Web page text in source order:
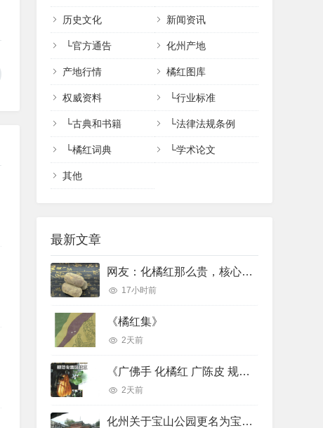
历史文化 新闻资讯
└官方通告 化州产地
产地行情 橘红图库
权威资料 └行业标准
└古典和书籍 └法律法规条例
└橘红词典 └学术论文
其他
最新文章
网友：化橘红那么贵，核心功效完全可以用便宜的橘红、陈皮完美代替吗？
17小时前
《橘红集》
2天前
《广佛手 化橘红 广陈皮 规范化栽培技术》
2天前
化州关于宝山公园更名为宝山贡园的征求意见稿